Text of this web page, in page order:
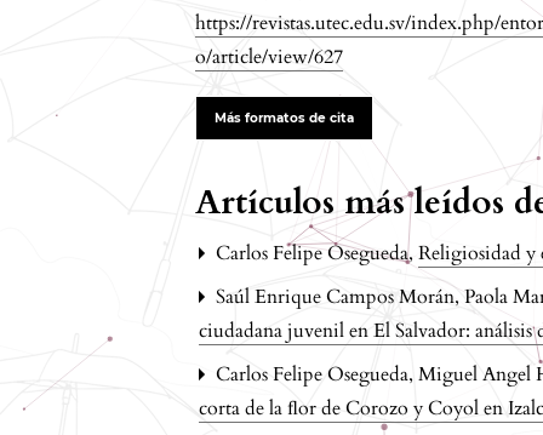
https://revistas.utec.edu.sv/index.php/
o/article/view/627
Más formatos de cita
Artículos más leídos
Carlos Felipe Osegueda,Religiosidad
Saúl Enrique Campos Morán, Paola
ciudadana juvenil en El Salvador:
Carlos Felipe Osegueda, Miguel
corta de la ﬂor de Corozo y Coyol en